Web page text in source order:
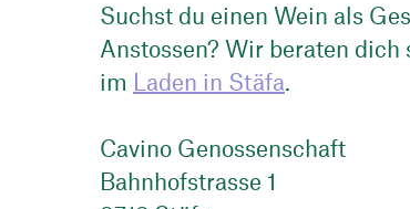
Suchst du einen Wein als
Anstossen? Wir beraten
im Laden in Stäfa.
Cavino Genossenschaft
Bahnhofstrasse 1